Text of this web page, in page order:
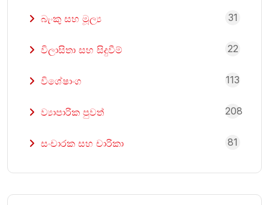
බැංකු සහ මූල්‍ය 31
විලාසිතා සහ සිදුවීම් 22
විශේෂාංග 113
ව්‍යාපාරික පුවත් 208
සංචාරක සහ චාරිකා 81